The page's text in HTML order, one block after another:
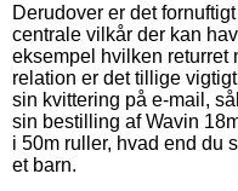
Derudover er det
centrale vilkår der kan
eksempel hvilken returret
relation er det tillige
sin kvittering på e-mail,
sin bestilling af Wavin
i 50m ruller, hvad end du
et barn.